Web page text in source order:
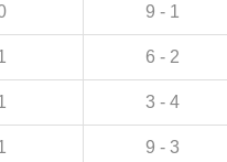
9 - 1
6 - 2
3 - 4
9 - 3